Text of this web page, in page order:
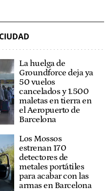
La huelga de
Groundforce deja ya
50 vuelos
cancelados y 1.500
maletas en tierra en
el Aeropuerto de
Barcelona
Los Mossos
estrenan 170
detectores de
metales portátiles
para acabar con las
armas en Barcelona